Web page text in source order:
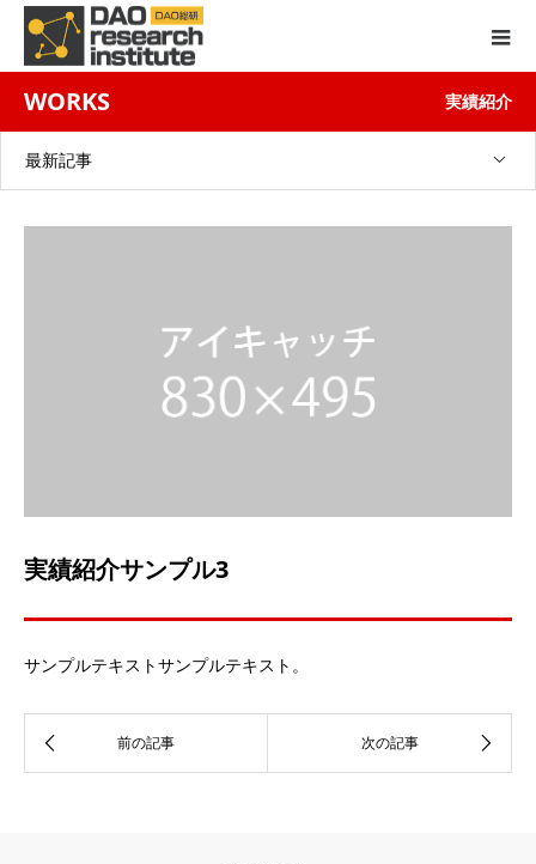
WORKS 実績紹介
最新記事
実績紹介サンプル3
サンプルテキストサンプルテキスト。